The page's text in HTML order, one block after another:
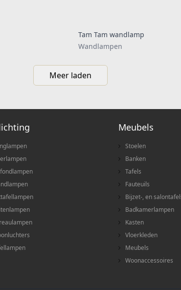
Tam Tam wandlamp
Wandlampen
Meer laden
Meubels
Stoelen
Banken
Tafels
Fauteuils
Bijzet-, en
Badkamerlampen
Kasten
Vloerkleden
Meubels
Woonaccessoires